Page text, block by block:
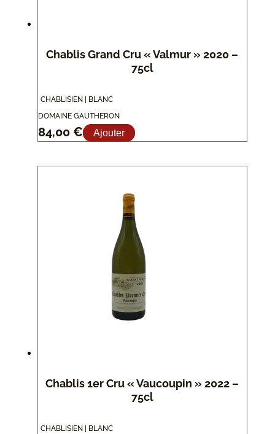
Chablis Grand Cru « Valmur » 2020 –
75cl
CHABLISIEN | BLANC
DOMAINE GAUTHERON
84,00 € Ajouter
Chablis 1er Cru « Vaucoupin » 2022 –
75cl
CHABLISIEN | BLANC